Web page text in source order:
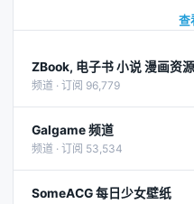
查
ZBook, 电子书 小说 漫画资
频道 · 订阅 96,779
Galgame 频道
频道 · 订阅 53,534
SomeACG 每日少女壁纸